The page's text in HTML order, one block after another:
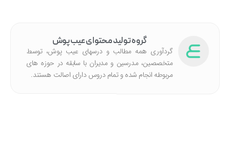
گروه تولید محتوای عیب پوش
گردآوری همه مطالب و درسهای عیب پوش، توسط
متخصصین، مدرسین و مدیران با سابقه در حوزه های
مربوطه انجام شده‌ و تمام دروس دارای اصالت هستند.